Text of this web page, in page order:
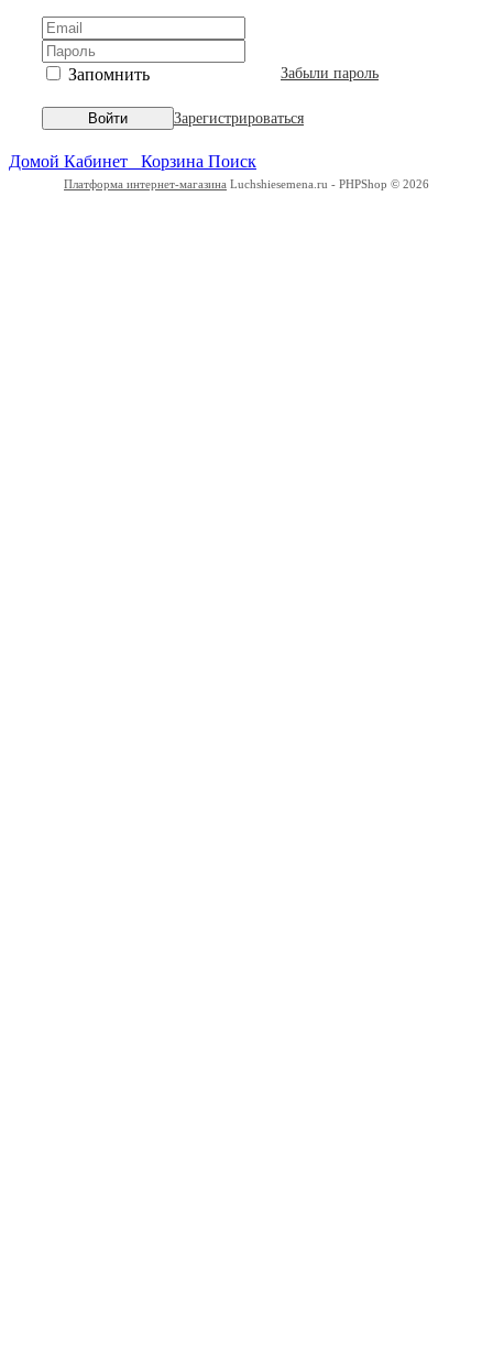
Запомнить Забыли пароль
Войти Зарегистрироваться
Домой Кабинет Корзина Поиск
Платформа интернет-магазина Luchshiesemena.ru - PHPShop © 2026